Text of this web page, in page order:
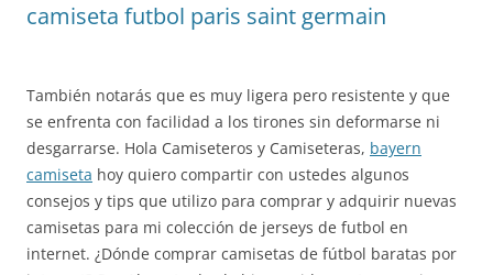
camiseta futbol paris saint germain
También notarás que es muy ligera pero resistente y que
se enfrenta con facilidad a los tirones sin deformarse ni
desgarrarse. Hola Camiseteros y Camiseteras, bayern
camiseta hoy quiero compartir con ustedes algunos
consejos y tips que utilizo para comprar y adquirir nuevas
camisetas para mi colección de jerseys de futbol en
internet. ¿Dónde comprar camisetas de fútbol baratas por